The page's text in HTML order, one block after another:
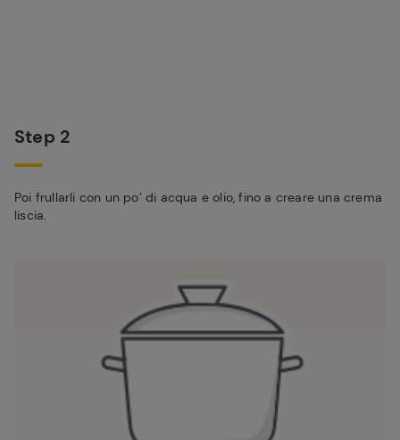
Step 2
Poi frullarli con un po’ di acqua e olio, fino a creare una crema
liscia.